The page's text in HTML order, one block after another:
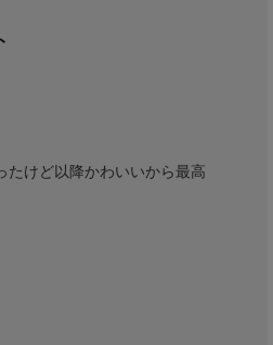
たけど以降かわいいから最高